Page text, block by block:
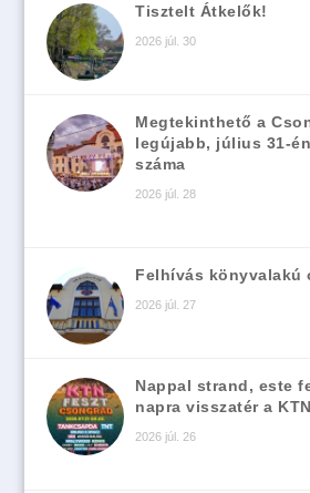
Tisztelt Átkelők!
2026 júl. 30
Megtekinthető a
legújabb, július 31-
száma
2026 júl. 28
Felhívás könyvalakú
2026 júl. 27
Nappal strand, este
napra visszatér a
2026 júl. 26